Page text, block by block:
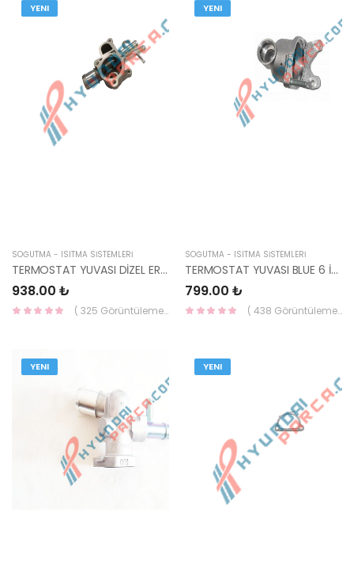
YENI
SOĞUTMA - ISITMA SİSTEMLERİ
TERMOSTAT YUVASI DİZEL ERA/BLUE 11- 25611-2A010-HMC
938.00 ₺
( 325 Görüntüleme )
YENI
SOĞUTMA - ISITMA SİSTEMLERİ
TERMOSTAT YUVASI BLUE 6 İLERİ 15- 25630-03100-MOBIS
799.00 ₺
( 438 Görüntüleme )
YENI YENI